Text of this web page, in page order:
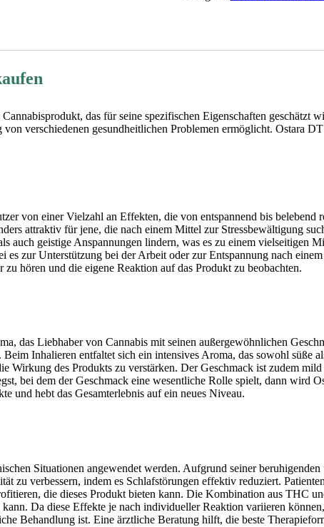
das für seine spezifischen Eigenschaften geschätzt
verschiedenen gesundheitlichen Problemen ermöglicht. Ostara
von einer Vielzahl an Effekten, die von entspannend bis belebend
attraktiv für jene, die nach einem Mittel zur Stressbewältigung
geistige Anspannungen lindern, was es zu einem vielseitigen
es zur Unterstützung bei der Arbeit oder zur Entspannung nach
hören und die eigene Reaktion auf das Produkt zu beobachten.
das Liebhaber von Cannabis mit seinen außergewöhnlichen
Inhalieren entfaltet sich ein intensives Aroma, das sowohl
Wirkung des Produkts zu verstärken. Der Geschmack ist zudem
bei dem der Geschmack eine wesentliche Rolle spielt, dann wird
und hebt das Gesamterlebnis auf ein neues Niveau.
Situationen angewendet werden. Aufgrund seiner
zu verbessern, indem es Schlafstörungen effektiv reduziert.
die dieses Produkt bieten kann. Die Kombination aus THC
Da diese Effekte je nach individueller Reaktion variieren
Behandlung ist. Eine ärztliche Beratung hilft, die beste